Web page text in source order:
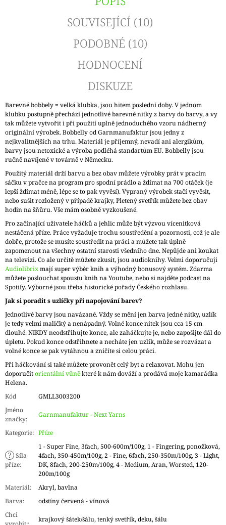
SOUVISEJÍCÍ (10)
PODOBNÉ (10)
HODNOCENÍ
DISKUZE
Barevné bobbely = velká klubka, jsou hitem poslední doby. V jednom
klubku postupně přechází jednotlivé barevné nitky z barvy do barvy, a vy
tak můžete vytvořit i při použití uplně jednoduchého vzoru nádherný
originální výrobek. Bobbelly od Garnmanufaktur jsou jedny z
nejkvalitnějších na trhu. Materiál je příjemný, nevadí ani alergikům,
barvy jsou netoxické a výroba podléhá standartům EU. Bobbelly jsou
ručně navíjené v továrně v Německu.
Použitý materiál drží barvu a bez obav můžete výrobky prát v pracím
sáčku v pračce na program pro spodní prádlo a ždímat na 700 otáček (je
lepší ždímat méně, lépe se to pak vyvěsí). Vypraný výrobek stačí vyvěsit,
nebo sušit rozložený v případě krajky, Pletený svetřík můžete bez obav
hodin na šňůru. Vše mám osobně vyzkoušené.
Pro začínající uživatele háčků a jehlic může být výzvou vícenitková
nestáčená příze. Práce vyžaduje trochu soustředění a pozornosti, což je ale
dobře, protože se musíte soustředit na práci a můžete tak úplně
zapomenout na všechny ostatní starosti všedního dne. Nepůjde ani koukat
na televizi. Co ale určitě můžete zkusit, jsou audioknihy. Velmi doporučuji
Audiolibrixmají super výběr knih a výhodný bonusový systém. Zdarma
můžete poslouchat spoustu knih na Youtube, nebo si najděte podcast na
Spotify. Výborné jsou třeba historické pořady Českého rozhlasu.
Jak si poradit s uzlíčky při napojování barev?
Jednotlivé barvy jsou navázané. Vždy se mění jen barva jedné nitky, uzlík
je tedy velmi maličký a nenápadný. Volné konce nitek jsou cca 15 cm
dlouhé. NIKDY neodstřihujte konce, ale zaháčkujte je, nebo zapošijte dál do
úpletu. Pokud konce odstřihnete a necháte jen uzlík, může se rozvázat a
volné konce se pak vytáhnou a zničíte si celou práci.
Při háčkování si také můžete provonět celý byt a relaxovat. Mohu jen
doporučitorientální vůněkteré k nám dováží a prodává moje kamarádka
Helena.
Kód
GMLL3003200
Jméno
značky:
Garnmanufaktur - Next Yarns
Kategorie: Příze
? Síla
příze:
1 - Super Fine, 3fach, 500-600m/100g, 1 - Fingering, ponožková,
4fach, 350-450m/100g, 2 - Fine, 6fach, 250-350m/100g, 3 - Light,
DK, 8fach, 200-250m/100g, 4 - Medium, Aran, Worsted, 120-
200m/100g
Materiál:
Akryl, bavlna
Barva:
odstíny červená - vínová
Chci
krajkový šátek/šálu, tenký svetřík, deku, šálu